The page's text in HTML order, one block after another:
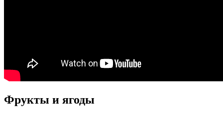
Фрукты и ягоды